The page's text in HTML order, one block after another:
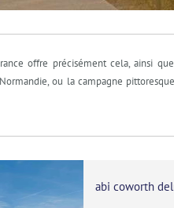
offre précisément cela, ainsi
ou la campagne
abi coworth